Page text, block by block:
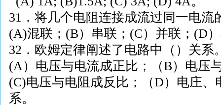
31 ．将几个电阻连接成流过同一电
(A)混联； (B）串联； (C）并联； (D
32 ．欧姆定律阐述了电路中（）关系
(A）电压与电流成正比；（B）电压
(C)电压与电阻成反比；（D）电庄、
系。